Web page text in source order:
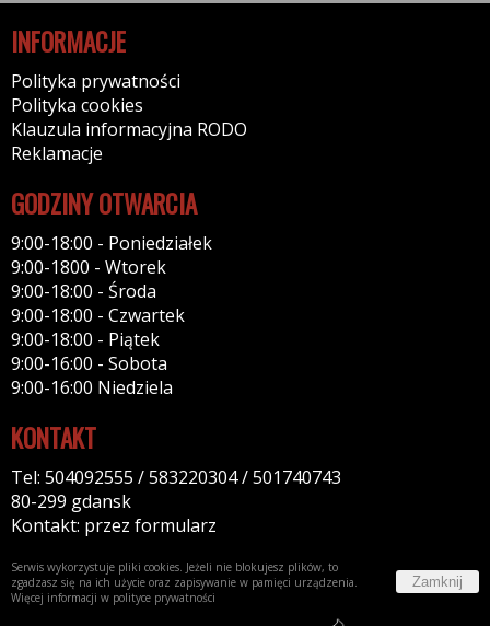
INFORMACJE
Polityka prywatności
Polityka cookies
Klauzula informacyjna RODO
Reklamacje
GODZINY OTWARCIA
9:00-18:00 - Poniedziałek
9:00-1800 - Wtorek
9:00-18:00 - Środa
9:00-18:00 - Czwartek
9:00-18:00 - Piątek
9:00-16:00 - Sobota
9:00-16:00 Niedziela
KONTAKT
Tel: 504092555 / 583220304 / 501740743
80-299 gdansk
Kontakt: przez formularz
Serwis wykorzystuje pliki cookies. Jeżeli nie blokujesz plików, to
zgadzasz się na ich użycie oraz zapisywanie w pamięci urządzenia.
Więcej informacji w polityce prywatności
Zamknij